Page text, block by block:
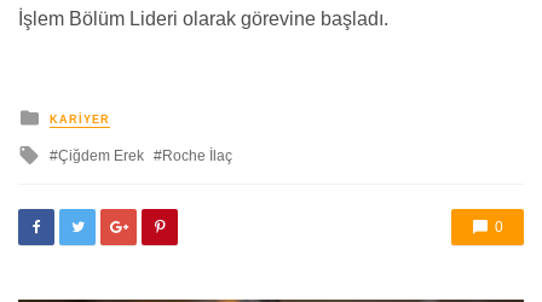
İşlem Bölüm Lideri olarak görevine başladı.
yayınlanan
KARIYER
ileÇiğdem Erek Roche İlaç
0